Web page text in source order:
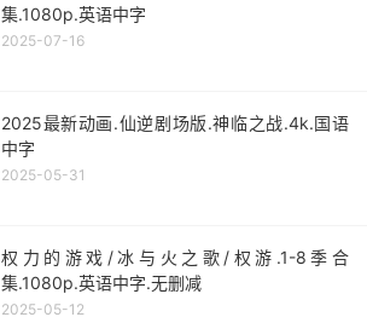
集.1080p.英语中字
2025-07-16
2025最新动画.仙逆剧场版.神临之战.4k.国语
中字
2025-05-31
权力的游戏/冰与火之歌/权游.1-8季合
集.1080p.英语中字.无删减
2025-05-12